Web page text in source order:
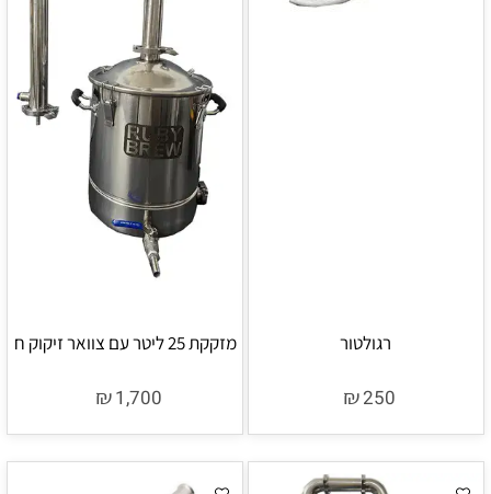
רגולטור
₪250
מזקקת 25 ליטר עם צוואר זיקוק ח
₪1,700